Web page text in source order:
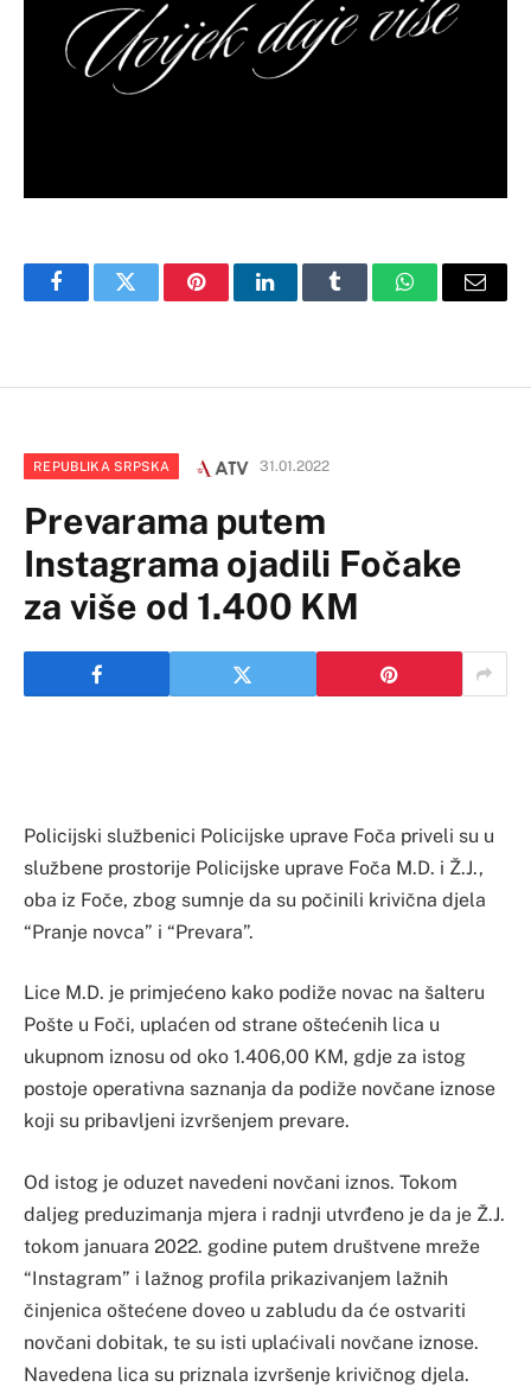
FacebookTwitter PinterestLinkedInTumblr WhatsAppEmail
REPUBLIKA SRPSKA 31.01.2022
Prevarama putem
Instagrama ojadili Fočake
za više od 1.400 KM
Policijski službenici Policijske uprave Foča priveli su u
službene prostorije Policijske uprave Foča M.D. i Ž.J.,
oba iz Foče, zbog sumnje da su počinili krivična djela
“Pranje novca” i “Prevara”.
Lice M.D. je primjećeno kako podiže novac na šalteru
Pošte u Foči, uplaćen od strane oštećenih lica u
ukupnom iznosu od oko 1.406,00 KM, gdje za istog
postoje operativna saznanja da podiže novčane iznose
koji su pribavljeni izvršenjem prevare.
Od istog je oduzet navedeni novčani iznos. Tokom
daljeg preduzimanja mjera i radnji utvrđeno je da je Ž.J.
tokom januara 2022. godine putem društvene mreže
“Instagram” i lažnog profila prikazivanjem lažnih
činjenica oštećene doveo u zabludu da će ostvariti
novčani dobitak, te su isti uplaćivali novčane iznose.
Navedena lica su priznala izvršenje krivičnog djela.